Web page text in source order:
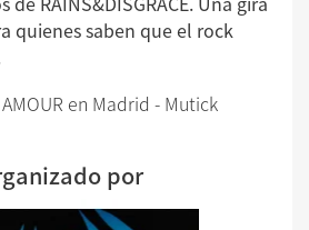
quienes saben que el rock
por